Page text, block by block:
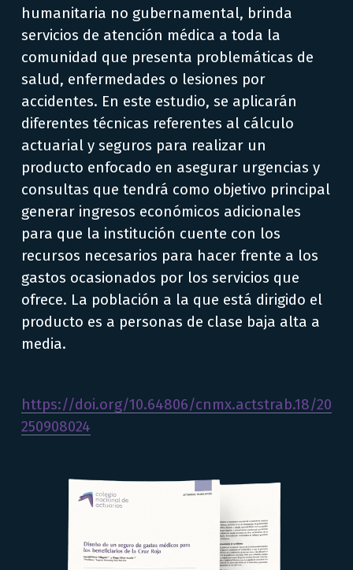
humanitaria no gubernamental, brinda
servicios de atención médica a toda la
comunidad que presenta problemáticas de
salud, enfermedades o lesiones por
accidentes. En este estudio, se aplicarán
diferentes técnicas referentes al cálculo
actuarial y seguros para realizar un
producto enfocado en asegurar urgencias y
consultas que tendrá como objetivo principal
generar ingresos económicos adicionales
para que la institución cuente con los
recursos necesarios para hacer frente a los
gastos ocasionados por los servicios que
ofrece. La población a la que está dirigido el
producto es a personas de clase baja alta a
media.
https://doi.org/10.64806/cnmx.actstrab.18/20
250908024